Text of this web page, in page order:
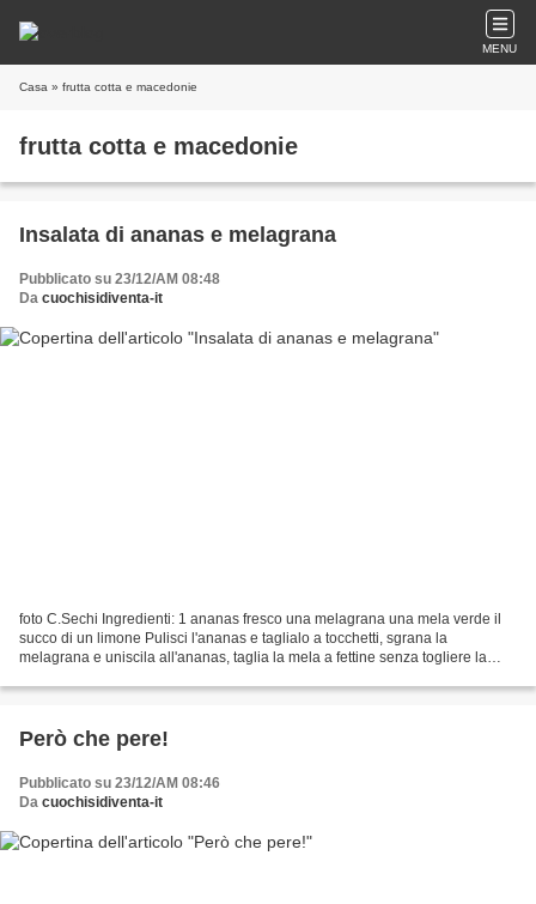
MENU
Casa » frutta cotta e macedonie
frutta cotta e macedonie
Insalata di ananas e melagrana
Pubblicato su 23/12/AM 08:48
Da cuochisidiventa-it
foto C.Sechi Ingredienti: 1 ananas fresco una melagrana una mela verde il
succo di un limone Pulisci l'ananas e taglialo a tocchetti, sgrana la
melagrana e uniscila all'ananas, taglia la mela a fettine senza togliere la
Però che pere!
Pubblicato su 23/12/AM 08:46
Da cuochisidiventa-it